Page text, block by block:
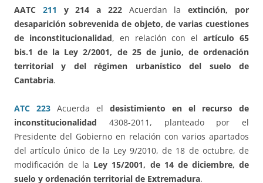
AATC 211 y 214 a 222 Acuerdan laextinción, por
desaparición sobrevenida de objeto, de varias cuestiones
de inconstitucionalidad, en relación con elartículo 65
bis.1 de la Ley 2/2001, de 25 de junio, de ordenación
territorial y del régimen urbanístico del suelo de
Cantabria.
ATC 223 Acuerda el desistimiento en el recurso de
inconstitucionalidad 4308-2011, planteado por el
Presidente del Gobierno en relación con varios apartados
del artículo único de la Ley 9/2010, de 18 de octubre, de
modificación de la Ley 15/2001, de 14 de diciembre, de
suelo y ordenación territorial de Extremadura.